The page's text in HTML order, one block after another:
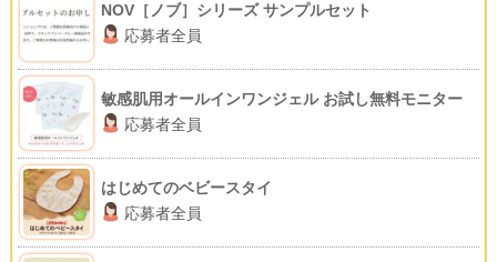
NOV［ノブ］シリーズ サンプルセット
応募者全員
敏感肌用オールインワンジェル お試し無料モニター
応募者全員
はじめてのベビースタイ
応募者全員